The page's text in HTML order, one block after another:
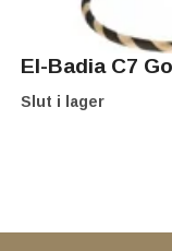
El-Badia C7
Slut i lager